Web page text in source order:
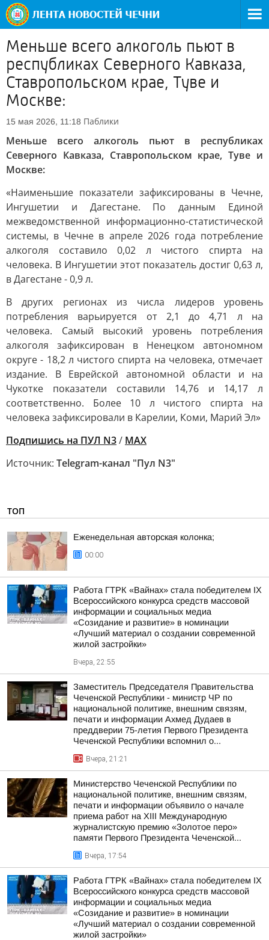
Меньше всего алкоголь пьют в
республиках Северного Кавказа,
Ставропольском крае, Туве и
Москве:
15 мая 2026, 11:18 Паблики
Меньше всего алкоголь пьют в республиках
Северного Кавказа, Ставропольском крае, Туве и
Москве:
«Наименьшие показатели зафиксированы в Чечне,
Ингушетии и Дагестане. По данным Единой
межведомственной информационно-статистической
системы, в Чечне в апреле 2026 года потребление
алкоголя составило 0,02 л чистого спирта на
человека. В Ингушетии этот показатель достиг 0,63 л,
в Дагестане - 0,9 л.
В других регионах из числа лидеров уровень
потребления варьируется от 2,1 до 4,71 л на
человека. Самый высокий уровень потребления
алкоголя зафиксирован в Ненецком автономном
округе - 18,2 л чистого спирта на человека, отмечает
издание. В Еврейской автономной области и на
Чукотке показатели составили 14,76 и 14,17 л
соответственно. Более 10 л чистого спирта на
человека зафиксировали в Карелии, Коми, Марий Эл»
Подпишись на ПУЛ N3/ MAX
Источник: Telegram-канал "Пул N3"
ТОП
Еженедельная авторская колонка;
00:00
Работа ГТРК «Вайнах» стала победителем IX
Всероссийского конкурса средств массовой
информации и социальных медиа
«Созидание и развитие» в номинации
«Лучший материал о создании современной
жилой застройки»
Вчера, 22:55
Заместитель Председателя Правительства
Чеченской Республики - министр ЧР по
национальной политике, внешним связям,
печати и информации Ахмед Дудаев в
преддверии 75-летия Первого Президента
Чеченской Республики вспомнил о...
Вчера, 21:21
Министерство Чеченской Республики по
национальной политике, внешним связям,
печати и информации объявило о начале
приема работ на XIII Международную
журналистскую премию «Золотое перо»
памяти Первого Президента Чеченской...
Вчера, 17:54
Работа ГТРК «Вайнах» стала победителем IX
Всероссийского конкурса средств массовой
информации и социальных медиа
«Созидание и развитие» в номинации
«Лучший материал о создании современной
жилой застройки»